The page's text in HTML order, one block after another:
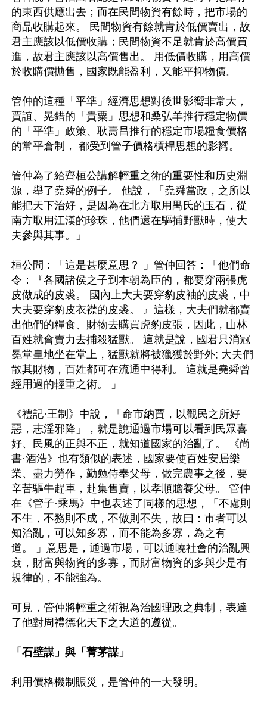
的東西供應出去；而在民間物資有餘時，把市場的
商品收購起來。 民間物資有餘就肯於低價賣出，故
君主應該以低價收購；民間物資不足就肯於高價買
進，故君主應該以高價售出。 用低價收購，用高價
於收購價拋售，國家既能盈利，又能平抑物價。
管仲的這種「平準」經濟思想對後世影嚮非常大，
賈誼、晃錯的「貴粟」思想和桑弘羊推行穩定物價
的「平準」政策、耿壽昌推行的穩定市場糧食價格
的常平倉制， 都受到管子價格槓桿思想的影嚮。
管仲為了給齊桓公講解輕重之術的重要性和历史淵
源，舉了堯舜的例子。 他說，「堯舜當政，之所以
能把天下治好，是因為在北方取用禺氏的玉石，從
南方取用江漢的珍珠，他們還在驅捕野獸時，使大
夫參與其事。」
桓公問：「這是甚麼意思？ 」管仲回答：「他們命
令：『各國諸侯之子到本朝為臣的，都要穿兩張虎
皮做成的皮裘。 國內上大夫要穿豹皮袖的皮裘，中
大夫要穿豹皮衣襟的皮裘。 』這樣，大夫們就都賣
出他們的糧食、財物去購買虎豹皮張，因此，山林
百姓就會賣力去捕殺猛獸。 這就是說，國君只消冠
冕堂皇地坐在堂上，猛獸就將被獵獲於野外; 大夫們
散其財物，百姓都可在流通中得利。 這就是堯舜曾
經用過的輕重之術。 」
《禮記·王制》中說，「命市納賈，以觀民之所好
惡，志淫邪降」，就是說通過市場可以看到民眾喜
好、民風的正與不正，就知道國家的治亂了。 《尚
書·酒浩》也有類似的表述，國家要使百姓安居樂
業、盡力勞作，勤勉侍奉父母，做完農事之後，要
辛苦驅牛趕車，赴集售賣，以孝順贍養父母。 管仲
在《管子·乘馬》中也表述了同樣的思想，「不慮則
不生，不務則不成，不傲則不失，故曰：市者可以
知治亂，可以知多寡，而不能為多寡，為之有
道。 」意思是，通過市場，可以通曉社會的治亂興
衰，財富與物資的多寡，而財富物資的多與少是有
規律的，不能強為。
可見，管仲將輕重之術視為治國理政之典制，表達
了他對周禮德化天下之大道的遵從。
「石壁謀」與「菁茅謀」
利用價格機制賑災，是管仲的一大發明。